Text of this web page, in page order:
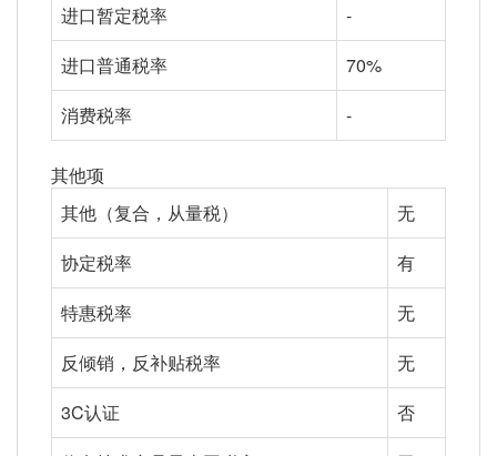
进口暂定税率
-
进口普通税率
70%
消费税率
-
其他项
其他（复合，从量税）
无
协定税率
有
特惠税率
无
反倾销，反补贴税率
无
3C认证
否